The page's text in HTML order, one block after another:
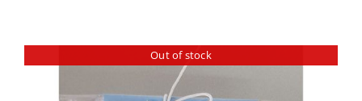
Out of stock